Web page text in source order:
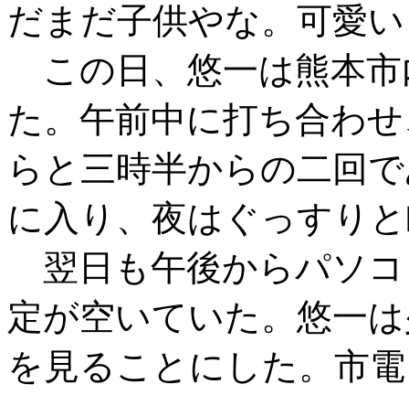
だまだ子供やな。可愛
この日、悠一は熊本
た。午前中に打ち合わ
らと三時半からの二回
に入り、夜はぐっすり
翌日も午後からパソ
定が空いていた。悠一
を見ることにした。市